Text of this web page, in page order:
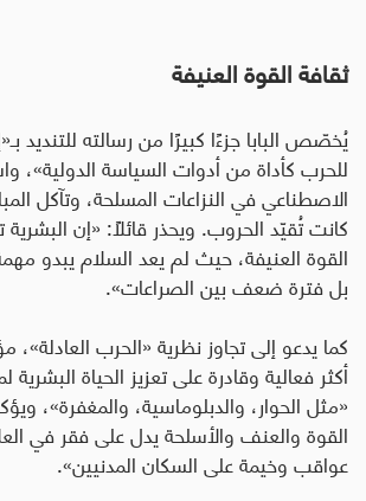
ثقافة القوة العنيفة
يُخصّص البابا جزءًا كبيرًا من رسالته للتنديد
للحرب كأداة من أدوات السياسة الدولية»،
الاصطناعي في النزاعات المسلحة، وتآكل
كانت تُقيّد الحروب. ويحذر قائلًا: «إن البشرية
القوة العنيفة، حيث لم يعد السلام يبدو
بل فترة ضعف بين الصراعات».
كما يدعو إلى تجاوز نظرية «الحرب
أكثر فعالية وقادرة على تعزيز الحياة
«مثل الحوار، والدبلوماسية، والمغفرة»،
القوة والعنف والأسلحة يدل على فقر في
عواقب وخيمة على السكان المدنيين».